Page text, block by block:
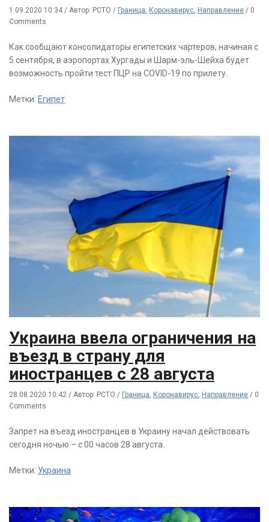
1.09.2020 10:34 / Автор: РСТО / Граница, Коронавирус, Направление / 0
Comments
Как сообщают консолидаторы египетских чартеров, начиная с
5 сентября, в аэропортах Хургады и Шарм-эль-Шейха будет
возможность пройти тест ПЦР на COVID-19 по прилету.
Метки: Египет
Украина ввела ограничения на
въезд в страну для
иностранцев с 28 августа
28.08.2020 10:42 / Автор: РСТО / Граница, Коронавирус, Направление / 0
Comments
Запрет на въезд иностранцев в Украину начал действовать
сегодня ночью – с 00 часов 28 августа.
Метки: Украина